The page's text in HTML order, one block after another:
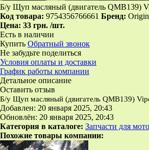
Б/у Щуп масляный (двигатель QMB139)
Код товара: 9754356766661 Бренд:
Цена: 33 грн. /шт.
Есть в наличии
Купить Обратный звонок
Не забудьте поделиться
Условия оплаты и доставки
График работы компании
Детальное описание
Оставить отзыв
Б/у Щуп масляный (двигатель QMB139)
Добавлен: 20 января 2025, 20:43
Обновлён: 20 января 2025, 20:43
Категория в каталоге: Запчасти для
Похожие товары компании: